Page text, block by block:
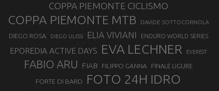
COPPA PIEMONTE CICLISMO
COPPA PIEMONTE MTB DAVIDE SOTTOCORNOLA
DIEGO ROSA DIEGO ULISSI ELIA VIVIANI ENDURO WORLD SERIES
EPOREDIA ACTIVE DAYS EVA LECHNER EVEREST
FABIO ARU FIAB FILIPPO GANNA FINALE LIGURE
FORTE DI BARD FOTO 24H IDRO